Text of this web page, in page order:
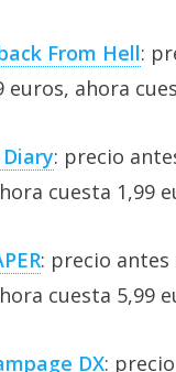
From Hell:
euros, ahora
: precio
cuesta 1,99
: precio
cuesta 5,99
DX: